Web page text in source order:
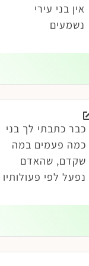
אין בני עירי
נשמעים
כבר כתבתי לך בני
כמה פעמים במה
שקדם, שהאדם
נפעל לפי פעולותיו